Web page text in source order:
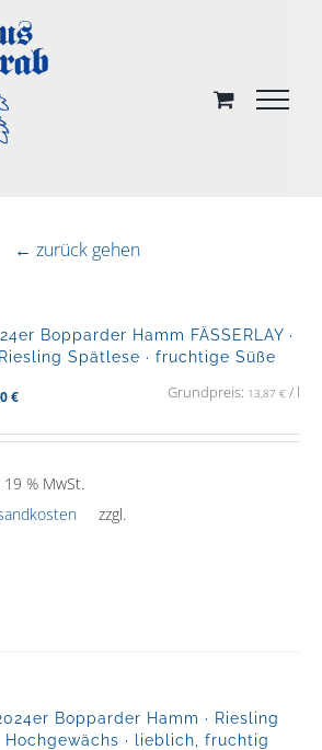
← zurück gehen
Bopparder Hamm FÄSSERLAY ·
Riesling Spätlese · fruchtige Süße
€ Grundpreis: 13,87 €/ l
19 % MwSt.
zzgl.
Bopparder Hamm · Riesling
Hochgewächs · lieblich, fruchtig